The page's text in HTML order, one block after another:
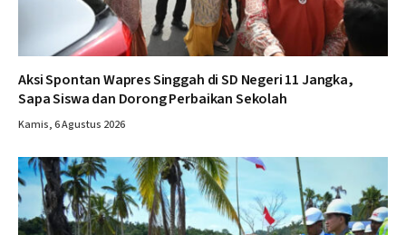
Aksi Spontan Wapres Singgah di SD Negeri 11 Jangka,
Sapa Siswa dan Dorong Perbaikan Sekolah
Kamis, 6 Agustus 2026